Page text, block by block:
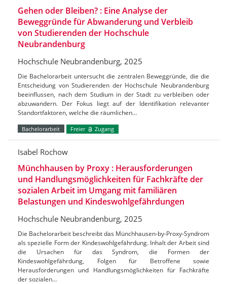
Gehen oder Bleiben? : Eine Analyse der
Beweggründe für Abwanderung und Verbleib
von Studierenden der Hochschule
Neubrandenburg
Hochschule Neubrandenburg, 2025
Die Bachelorarbeit untersucht die zentralen Beweggründe, die die
Entscheidung von Studierenden der Hochschule Neubrandenburg
beeinflussen, nach dem Studium in der Stadt zu verbleiben oder
abzuwandern. Der Fokus liegt auf der Identifikation relevanter
Standortfaktoren, welche die räumlichen…
Bachelorarbeit Freier Zugang
Isabel Rochow
Münchhausen by Proxy : Herausforderungen
und Handlungsmöglichkeiten für Fachkräfte der
sozialen Arbeit im Umgang mit familiären
Belastungen und Kindeswohlgefährdungen
Hochschule Neubrandenburg, 2025
Die Bachelorarbeit beschreibt das Münchhausen-by-Proxy-Syndrom
als spezielle Form der Kindeswohlgefährdung. Inhalt der Arbeit sind
die Ursachen für das Syndrom, die Formen der
Kindeswohlgefährdung, Folgen für Betroffene sowie
Herausforderungen und Handlungsmöglichkeiten für Fachkräfte
der sozialen…